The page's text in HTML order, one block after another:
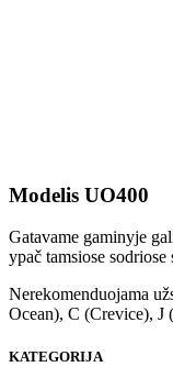
Modelis UO400
Gatavame gaminyje
ypač tamsiose sodriose
Nerekomenduojama
Ocean), C (Crevice), J
KATEGORIJA